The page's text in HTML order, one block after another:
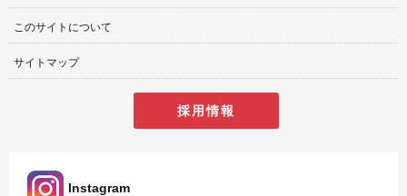
このサイトについて
サイトマップ
採用情報
Instagram